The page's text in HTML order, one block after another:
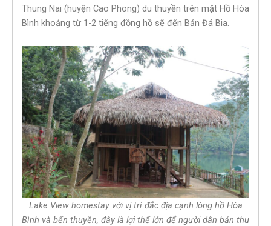
Thung Nai (huyện Cao Phong) du thuyền trên mặt Hồ Hòa
Bình khoảng từ 1-2 tiếng đồng hồ sẽ đến Bản Đá Bia.
Lake View homestay với vị trí đắc địa cạnh lòng hồ Hòa
Bình và bến thuyền, đây là lợi thế lớn để người dân bản thu